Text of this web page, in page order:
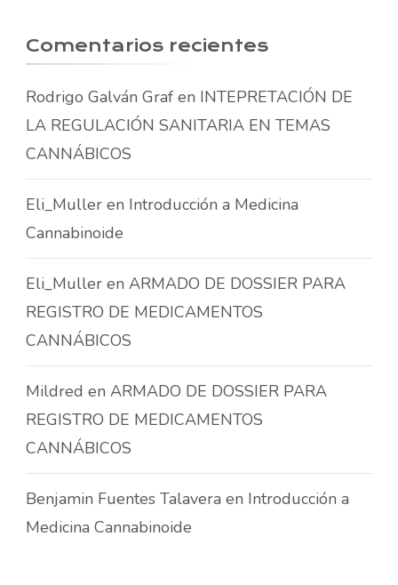
Comentarios recientes
Rodrigo Galván Graf en INTEPRETACIÓN DE
LA REGULACIÓN SANITARIA EN TEMAS
CANNÁBICOS
Eli_Muller en Introducción a Medicina
Cannabinoide
Eli_Muller en ARMADO DE DOSSIER PARA
REGISTRO DE MEDICAMENTOS
CANNÁBICOS
Mildred en ARMADO DE DOSSIER PARA
REGISTRO DE MEDICAMENTOS
CANNÁBICOS
Benjamin Fuentes Talavera en Introducción a
Medicina Cannabinoide